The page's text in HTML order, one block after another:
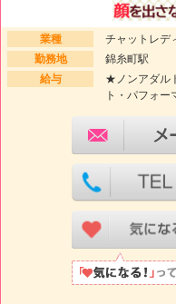
業種
チャットレデ
勤務地
錦糸町駅
給与
★ノンアダル
ト・パフォ